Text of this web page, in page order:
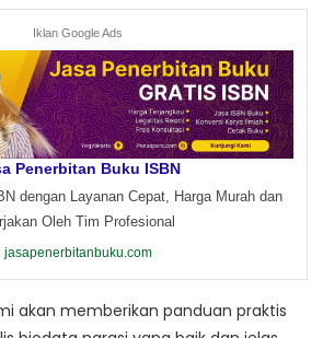
Iklan Google Ads
Penerbitan Buku ISBN
dengan Layanan Cepat, Harga Murah dan
Oleh Tim Profesional
jasapenerbitanbuku.com
akan memberikan panduan praktis